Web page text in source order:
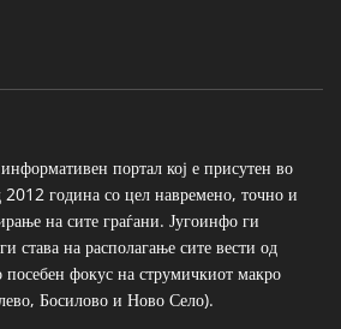
портал кој е присутен во
година со цел навремено, точно и
на сите граѓани. Југоинфо ги
става на располагање сите вести од
посебен фокус на струмичкиот макро
Босилово и Ново Село).